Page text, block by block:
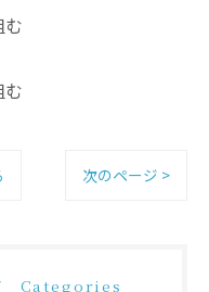
次のページ >
Categories